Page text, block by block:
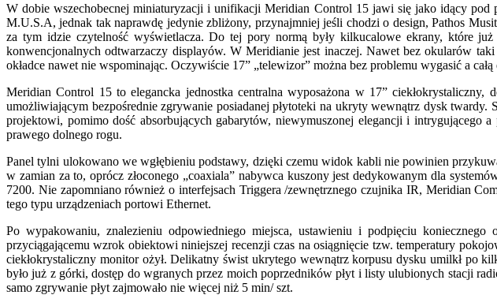
W dobie wszechobecnej miniaturyzacji i unifikacji Meridian Control 15 jawi się jako idący
M.U.S.A, jednak tak naprawdę jedynie zbliżony, przynajmniej jeśli chodzi o design, Pathos
za tym idzie czytelność wyświetlacza. Do tej pory normą były kilkucalowe ekrany, które
konwencjonalnych odtwarzaczy displayów. W Meridianie jest inaczej. Nawet bez okularów
okładce nawet nie wspominając. Oczywiście 17” „telewizor” można bez problemu wygasić a
Meridian Control 15 to elegancka jednostka centralna wyposażona w 17”
umożliwiającym bezpośrednie zgrywanie posiadanej płytoteki na ukryty wewnątrz dysk
projektowi, pomimo dość absorbujących gabarytów, niewymuszonej elegancji i
prawego dolnego rogu.
Panel tylni ulokowano we wgłębieniu podstawy, dzięki czemu widok kabli nie powinien
w zamian za to, oprócz złoconego „coaxiala” nabywca kuszony jest dedykowanym dla
7200. Nie zapomniano również o interfejsach Triggera /zewnętrznego czujnika IR, Meridian
tego typu urządzeniach portowi Ethernet.
Po wypakowaniu, znalezieniu odpowiedniego miejsca, ustawieniu i podpięciu
przyciągającemu wzrok obiektowi niniejszej recenzji czas na osiągnięcie tzw. temperatury
ciekłokrystaliczny monitor ożył. Delikatny świst ukrytego wewnątrz korpusu dysku umilkł po
było już z górki, dostęp do wgranych przez moich poprzedników płyt i listy ulubionych stacji
samo zgrywanie płyt zajmowało nie więcej niż 5 min/ szt.